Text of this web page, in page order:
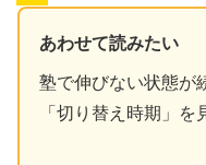
あわせて読みたい
塾で伸びない状態が
「切り替え時期」を